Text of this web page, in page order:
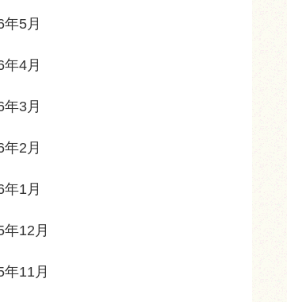
年5月
年4月
年3月
年2月
年1月
年12月
年11月